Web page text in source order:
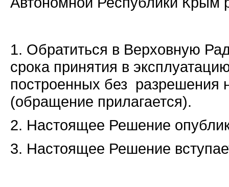
1. Обратиться в Верховную
срока принятия в
построенных без разрешения
(обращение прилагается).
2. Настоящее Решение
3. Настоящее Решение